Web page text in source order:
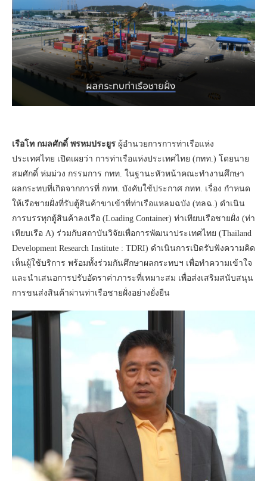
เรือโท กมลศักดิ์ พรหมประยูร ผู้อำนวยการการท่าเรือแห่ง
ประเทศไทย เปิดเผยว่า การท่าเรือแห่งประเทศไทย (กทท.) โดยนาย
สมศักดิ์ ห่มม่วง กรรมการ กทท. ในฐานะหัวหน้าคณะทำงานศึกษา
ผลกระทบที่เกิดจากการที่ กทท. บังคับใช้ประกาศ กทท. เรื่อง กำหนด
ให้เรือชายฝั่งที่รับตู้สินค้าขาเข้าที่ท่าเรือแหลมฉบัง (ทลฉ.) ดำเนิน
การบรรทุกตู้สินค้าลงเรือ (Loading Container) ท่าเทียบเรือชายฝั่ง (ท่า
เทียบเรือ A) ร่วมกับสถาบันวิจัยเพื่อการพัฒนาประเทศไทย (Thailand
Development Research Institute : TDRI) ดำเนินการเปิดรับฟังความคิด
เห็นผู้ใช้บริการ พร้อมทั้งร่วมกันศึกษาผลกระทบฯ เพื่อทำความเข้าใจ
และนำเสนอการปรับอัตราค่าภาระที่เหมาะสม เพื่อส่งเสริมสนับสนุน
การขนส่งสินค้าผ่านท่าเรือชายฝั่งอย่างยั่งยืน